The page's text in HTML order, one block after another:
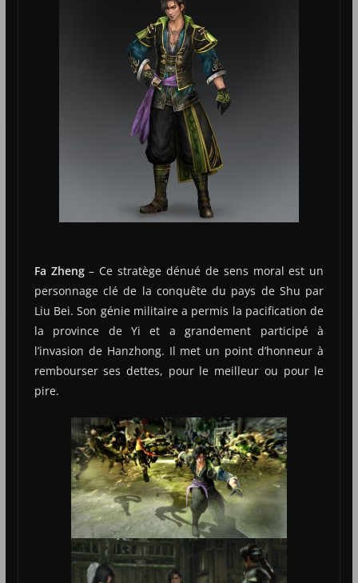
Fa Zheng– Ce stratège dénué de sens moral est un
personnage clé de la conquête du pays de Shu par
Liu Bei. Son génie militaire a permis la pacification de
la province de Yi et a grandement participé à
l’invasion de Hanzhong. Il met un point d’honneur à
rembourser ses dettes, pour le meilleur ou pour le
pire.